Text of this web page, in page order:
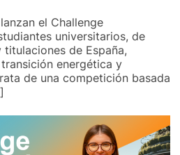
el Challenge
universitarios, de
de España,
energética y
de una competición basada